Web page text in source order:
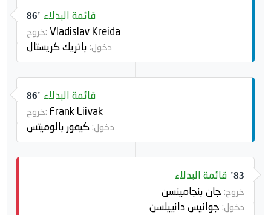
86' قائمة البدلاء
خروج: Vladislav Kreida
دخول: باتريك كريستال
86' قائمة البدلاء
خروج: Frank Liivak
دخول:كيفور بالوميتس
83' قائمة البدلاء
خروج: جان بنجامينسن
دخول: جوانيس دانييلسن